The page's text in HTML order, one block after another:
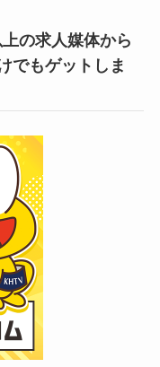
の求人媒体から
でもゲットしま